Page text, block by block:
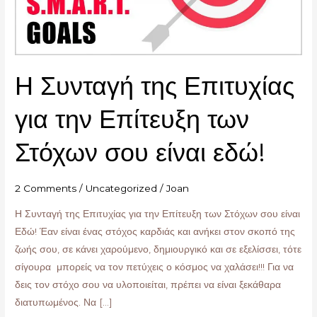
Η Συνταγή της Επιτυχίας
για την Επίτευξη των
Στόχων σου είναι εδώ!
2 Comments / Uncategorized /Joan
Η Συνταγή της Επιτυχίας για την Επίτευξη των Στόχων σου είναι
Εδώ! Έαν είναι ένας στόχος καρδιάς και ανήκει στον σκοπό της
ζωής σου, σε κάνει χαρούμενο, δημιουργικό και σε εξελίσσει, τότε
σίγουρα μπορείς να τον πετύχεις ο κόσμος να χαλάσει!!! Για να
δεις τον στόχο σου να υλοποιείται, πρέπει να είναι ξεκάθαρα
διατυπωμένος. Να […]
Επίτευξη
των
Στόχων
είναι
εδώ!